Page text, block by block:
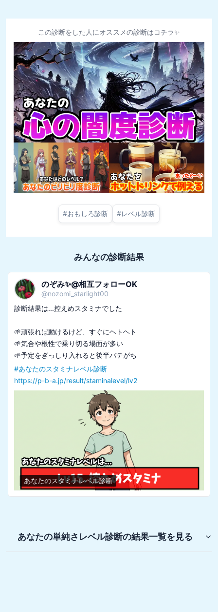
この診断をした人にオススメの診断はコチラ✨
#おもしろ診断 #レベル診断
みんなの診断結果
のぞみ✨@相互フォローOK
@nozomi_starlight00
診断結果は...控えめスタミナでした
🌱頑張れば動けるけど、すぐにヘトヘト
🌱気合や根性で乗り切る場面が多い
#あなたのスタミナレベル診断
https://p-b-a.jp/result/staminalevel/lv2
あなたのスタミナレベル診断
あなたの単純さレベル診断の結果一覧を見る